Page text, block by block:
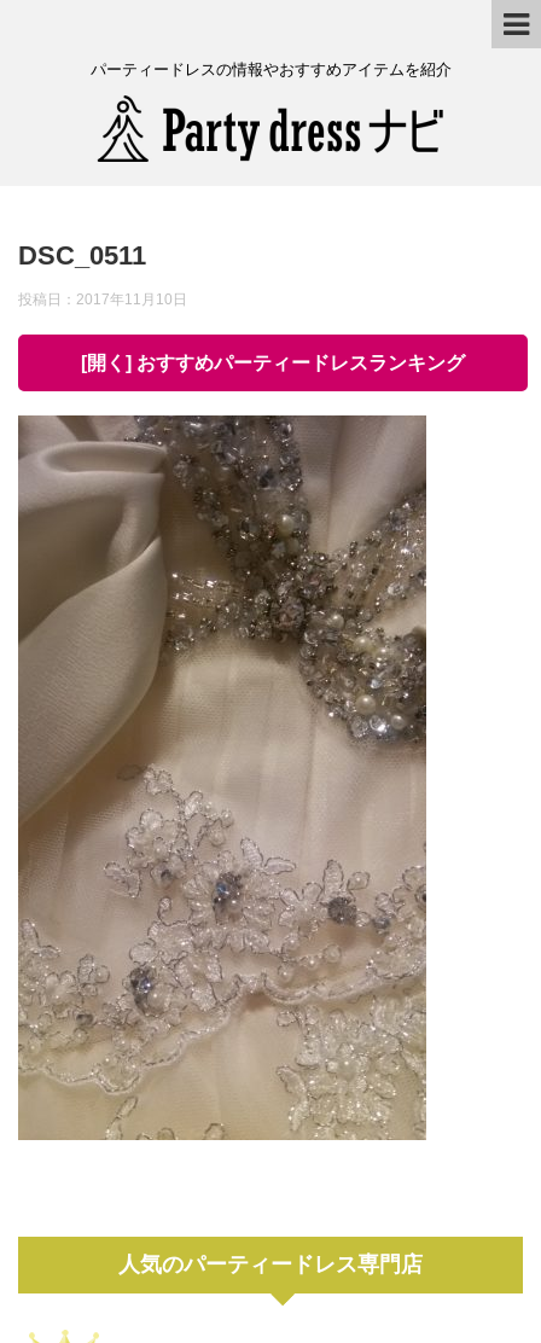
パーティードレスの情報やおすすめアイテムを紹介
DSC_0511
投稿日： 2017年11月10日
[開く] おすすめパーティードレスランキング
人気のパーティードレス専門店